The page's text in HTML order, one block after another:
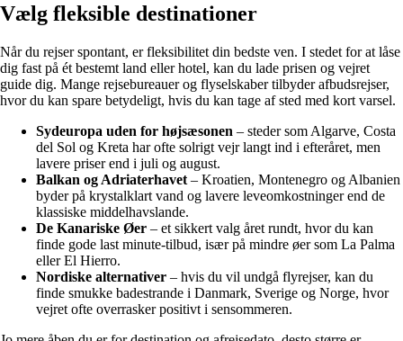
Vælg fleksible destinationer
Når du rejser spontant, er fleksibilitet din bedste ven. I stedet for at låse
dig fast på ét bestemt land eller hotel, kan du lade prisen og vejret
guide dig. Mange rejsebureauer og flyselskaber tilbyder afbudsrejser,
hvor du kan spare betydeligt, hvis du kan tage af sted med kort varsel.
Sydeuropa uden for højsæsonen – steder som Algarve, Costa
del Sol og Kreta har ofte solrigt vejr langt ind i efteråret, men
lavere priser end i juli og august.
Balkan og Adriaterhavet – Kroatien, Montenegro og Albanien
byder på krystalklart vand og lavere leveomkostninger end de
klassiske middelhavslande.
De Kanariske Øer – et sikkert valg året rundt, hvor du kan
finde gode last minute-tilbud, især på mindre øer som La Palma
eller El Hierro.
Nordiske alternativer – hvis du vil undgå flyrejser, kan du
finde smukke badestrande i Danmark, Sverige og Norge, hvor
vejret ofte overrasker positivt i sensommeren.